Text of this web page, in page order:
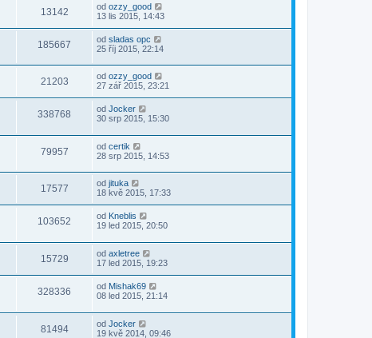
13142 od ozzy_good
13 lis 2015, 14:43
185667 od sladas opc
25 říj 2015, 22:14
21203 od ozzy_good
27 zář 2015, 23:21
338768 od Jocker
30 srp 2015, 15:30
79957 od certik
28 srp 2015, 14:53
17577 od jituka
18 kvě 2015, 17:33
103652 od Kneblis
19 led 2015, 20:50
15729 od axletree
17 led 2015, 19:23
328336 od Mishak69
08 led 2015, 21:14
81494 od Jocker
19 kvě 2014, 09:46